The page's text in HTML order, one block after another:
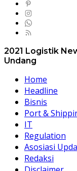
2021 Logistik
Undang
Home
Headline
Bisnis
Port &
IT
Regulation
Asosiasi
Redaksi